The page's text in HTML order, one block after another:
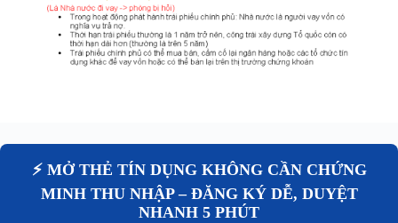
⚡ MỞ THẺ TÍN DỤNG KHÔNG CẦN CHỨNG
MINH THU NHẬP – ĐĂNG KÝ DỄ, DUYỆT
NHANH 5 PHÚT